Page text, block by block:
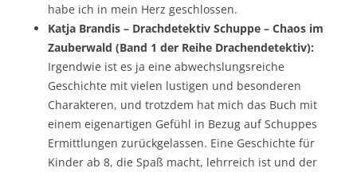
habe ich in mein Herz geschlossen.
Katja Brandis – Drachdetektiv Schuppe – Chaos im
Zauberwald (Band 1 der Reihe Drachendetektiv):
Irgendwie ist es ja eine abwechslungsreiche
Geschichte mit vielen lustigen und besonderen
Charakteren, und trotzdem hat mich das Buch mit
einem eigenartigen Gefühl in Bezug auf Schuppes
Ermittlungen zurückgelassen. Eine Geschichte für
Kinder ab 8, die Spaß macht, lehrreich ist und der